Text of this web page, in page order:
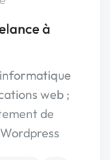
à
web ;
de